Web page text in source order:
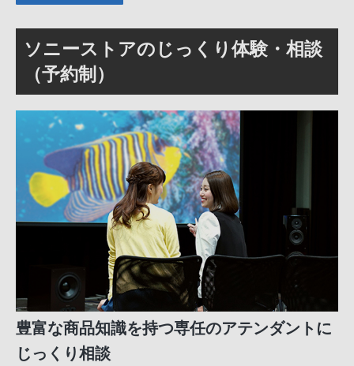
ソニーストアのじっくり体験・相談
（予約制）
豊富な商品知識を持つ専任のアテンダントに
じっくり相談